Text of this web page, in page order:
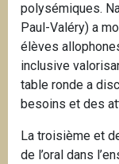
polysémiques.
Paul-Valéry) a
élèves
inclusive
table ronde a
besoins et des
La troisième et
de l’oral dans